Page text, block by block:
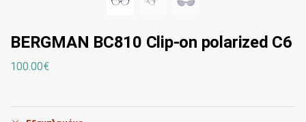
BERGMAN BC810 Clip-on polarized C6
100.00€